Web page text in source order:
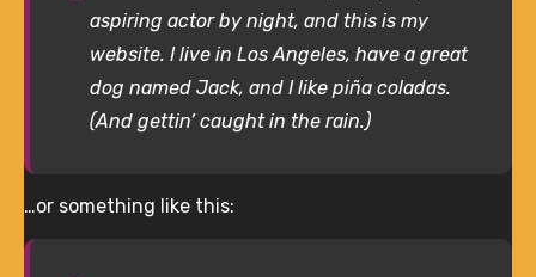
aspiring actor by night, and this is my
website. I live in Los Angeles, have a great
dog named Jack, and I like piña coladas.
(And gettin’ caught in the rain.)
…or something like this: